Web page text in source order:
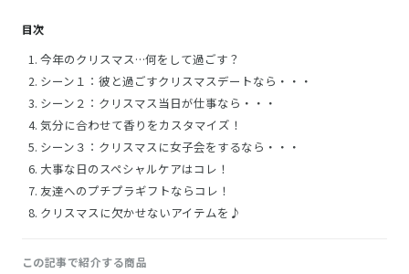
目次
今年のクリスマス…何をして過ごす？
シーン１：彼と過ごすクリスマスデートなら・・・
シーン２：クリスマス当日が仕事なら・・・
気分に合わせて香りをカスタマイズ！
シーン３：クリスマスに女子会をするなら・・・
大事な日のスペシャルケアはコレ！
友達へのプチプラギフトならコレ！
クリスマスに欠かせないアイテムを♪
この記事で紹介する商品